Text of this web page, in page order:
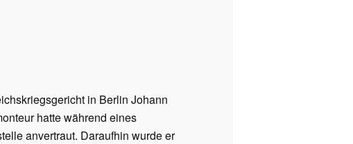
in Berlin Johann
hatte während eines
anvertraut. Daraufhin wurde er